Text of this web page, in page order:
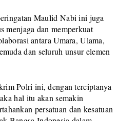
Maulid Nabi ini juga
menjaga dan memperkuat
antara Umara, Ulama,
dan seluruh unsur elemen
Polri ini, dengan terciptanya
hal itu akan semakin
persatuan dan kesatuan